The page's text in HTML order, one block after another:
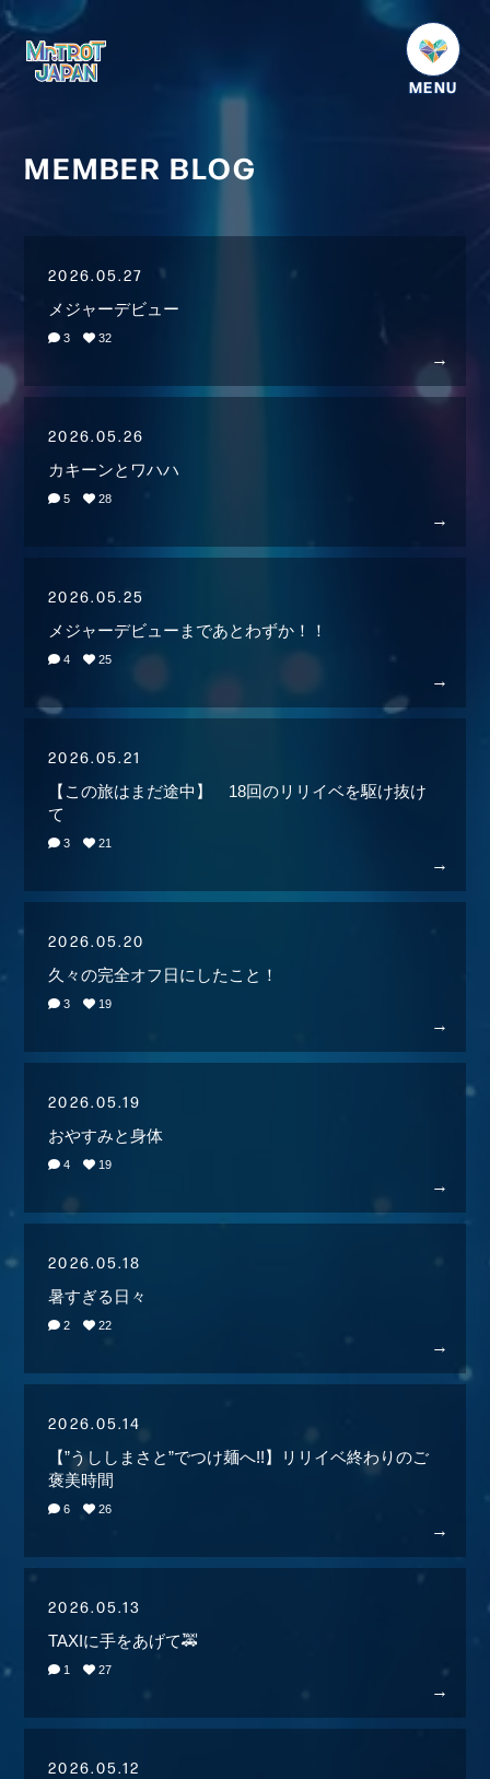
PROFILE
VIDEO
GOODS
お問い合わせ
STAFF REPORT
MEMBER BLOG
GALLERY
生配信
MEMBER BLOG
2026.05.27
メジャーデビュー
3 32
2026.05.26
カキーンとワハハ
5 28
2026.05.25
メジャーデビューまであとわずか！！
4 25
2026.05.21
【この旅はまだ途中】 18回のリリイベを駆け抜け
て
3 21
2026.05.20
久々の完全オフ日にしたこと！
3 19
2026.05.19
おやすみと身体
4 19
2026.05.18
暑すぎる日々
2 22
2026.05.14
【”うししまさと”でつけ麺へ!!】リリイベ終わりのご
褒美時間
6 26
2026.05.13
TAXIに手をあげて🚕
1 27
2026.05.12